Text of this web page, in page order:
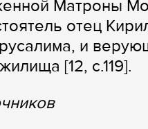
Матроны
отец
и
[12, c.119].